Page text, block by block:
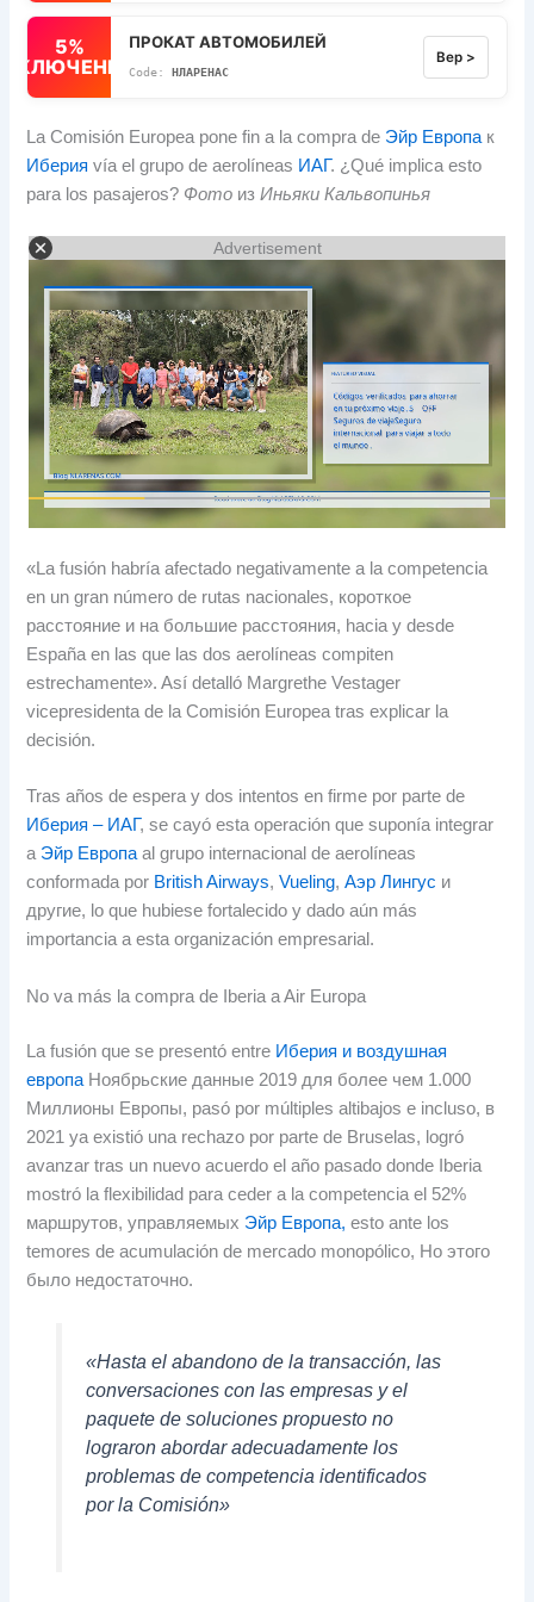
5%
ПРОКАТ АВТОМОБИЛЕЙ
НЛАРЕНАС
Вер >
La Comisión Europea pone fin a la compra de Эйр Европа к
Иберия vía el grupo de aerolíneas ИАГ. ¿Qué implica esto
para los pasajeros? Фото изИньяки Кальвопинья
Advertisement
«La fusión habría afectado negativamente a la competencia
en un gran número de rutas nacionales, короткое
расстояние и на большие расстояния, hacia y desde
España en las que las dos aerolíneas compiten
estrechamente».Así detalló Margrethe Vestager
vicepresidenta de la Comisión Europea tras explicar la
decisión.
Tras años de espera y dos intentos en firme por parte de
Иберия – ИАГ,se cayó esta operación que suponía integrar
a Эйр Европа al grupo internacional de aerolíneas
conformada por British Airways,Vueling,Аэр Лингус и
другие, lo que hubiese fortalecido y dado aún más
importancia a esta organización empresarial.
No va más la compra de Iberia a Air Europa
La fusión que se presentó entre Иберия и воздушная
европа Ноябрьские данные 2019 для более чем 1.000
Миллионы Европы, pasó por múltiples altibajos e incluso, в
2021ya existió una rechazo por parte de Bruselas, logró
avanzar tras un nuevo acuerdo el año pasado donde Iberia
mostró la flexibilidad para ceder a la competencia el 52%
маршрутов, управляемых Эйр Европа, esto ante los
temores de acumulación de mercado monopólico, Но этого
было недостаточно.
«Hasta el abandono de la transacción, las
conversaciones con las empresas y el
paquete de soluciones propuesto no
lograron abordar adecuadamente los
problemas de competencia identificados
por la Comisión»